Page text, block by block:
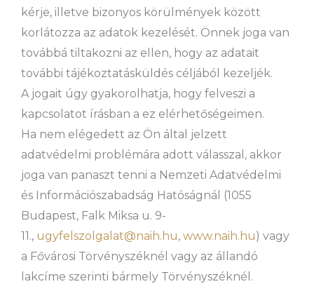
kérje, illetve bizonyos körülmények között
korlátozza az adatok kezelését. Önnek joga van
továbbá tiltakozni az ellen, hogy az adatait
további tájékoztatásküldés céljából kezeljék.
A jogait úgy gyakorolhatja, hogy felveszi a
kapcsolatot írásban a ez elérhetőségeimen.
Ha nem elégedett az Ön által jelzett
adatvédelmi problémára adott válasszal, akkor
joga van panaszt tenni a Nemzeti Adatvédelmi
és Információszabadság Hatóságnál (1055
Budapest, Falk Miksa u. 9-
11., ugyfelszolgalat@naih.hu, www.naih.hu) vagy
a Fővárosi Törvényszéknél vagy az állandó
lakcíme szerinti bármely Törvényszéknél.